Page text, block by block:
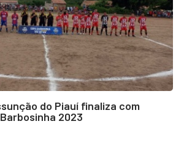
do Piauí finaliza com
2023